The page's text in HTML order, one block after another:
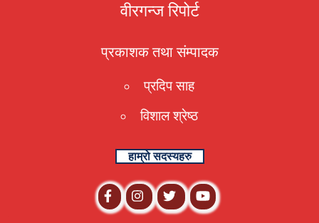
वीरगन्ज रिपोर्ट
प्रकाशक तथा संम्पादक
प्रदिप साह
विशाल श्रेष्ठ
हाम्रो सदस्यहरु